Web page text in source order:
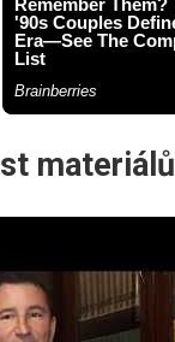
materiálů